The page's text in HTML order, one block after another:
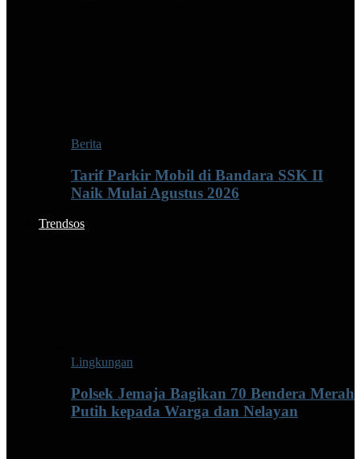
Berita
Tarif Parkir Mobil di Bandara SSK II
Naik Mulai Agustus 2026
Trendsos
Lingkungan
Polsek Jemaja Bagikan 70 Bendera Merah
Putih kepada Warga dan Nelayan